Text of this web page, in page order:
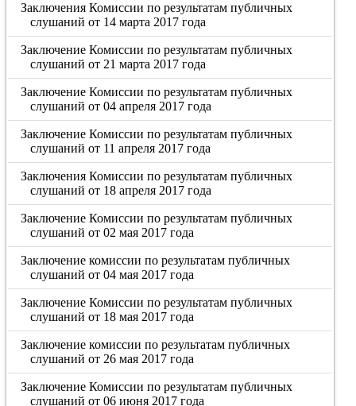
Заключения Комиссии по результатам публичных
слушаний от 14 марта 2017 года
Заключение Комиссии по результатам публичных
слушаний от 21 марта 2017 года
Заключение Комиссии по результатам публичных
слушаний от 04 апреля 2017 года
Заключение Комиссии по результатам публичных
слушаний от 11 апреля 2017 года
Заключения Комиссии по результатам публичных
слушаний от 18 апреля 2017 года
Заключение Комиссии по результатам публичных
слушаний от 02 мая 2017 года
Заключение комиссии по результатам публичных
слушаний от 04 мая 2017 года
Заключение Комиссии по результатам публичных
слушаний от 18 мая 2017 года
Заключение комиссии по результатам публичных
слушаний от 26 мая 2017 года
Заключение Комиссии по результатам публичных
слушаний от 06 июня 2017 года